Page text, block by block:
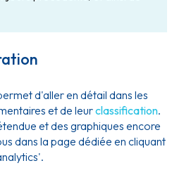
d'aller en détail dans les
et de leurclassification.
et des graphiques encore
dans la page dédiée en cliquant